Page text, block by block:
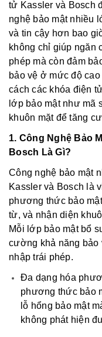
tử Kassler và Bosch
nghệ bảo mật nhiều
và tin cậy hơn bao
không chỉ giúp ngăn
phép mà còn đảm
bảo vệ ở mức độ
cách các khóa điện
lớp bảo mật như mã
khuôn mặt để tăng
1. Công Nghệ Bảo
Bosch Là Gì?
Công nghệ bảo mật
Kassler và Bosch là
phương thức bảo
từ, và nhận diện
Mỗi lớp bảo mật bổ
cường khả năng bảo
nhập trái phép.
Đa dạng hóa
phương thức bảo
lỗ hổng bảo mật
không phát hiện